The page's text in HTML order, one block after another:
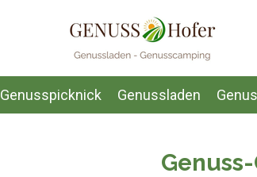
Genusspicknick Genussladen